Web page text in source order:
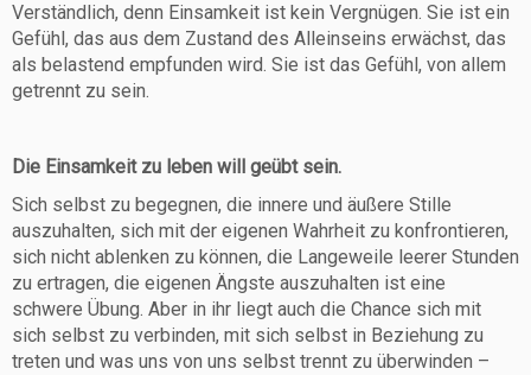
Verständlich, denn Einsamkeit ist kein Vergnügen. Sie ist ein
Gefühl, das aus dem Zustand des Alleinseins erwächst, das
als belastend empfunden wird. Sie ist das Gefühl, von allem
getrennt zu sein.
Die Einsamkeit zu leben will geübt sein.
Sich selbst zu begegnen, die innere und äußere Stille
auszuhalten, sich mit der eigenen Wahrheit zu konfrontieren,
sich nicht ablenken zu können, die Langeweile leerer Stunden
zu ertragen, die eigenen Ängste auszuhalten ist eine
schwere Übung. Aber in ihr liegt auch die Chance sich mit
sich selbst zu verbinden, mit sich selbst in Beziehung zu
treten und was uns von uns selbst trennt zu überwinden –